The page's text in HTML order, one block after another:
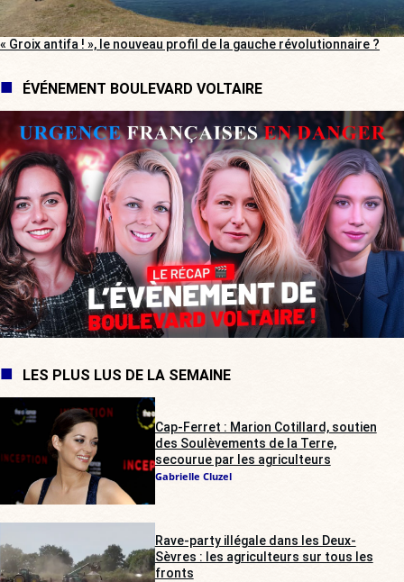
« Groix antifa ! », le nouveau profil de la gauche révolutionnaire ?
ÉVÉNEMENT BOULEVARD VOLTAIRE
LES PLUS LUS DE LA SEMAINE
Cap-Ferret : Marion Cotillard, soutien
des Soulèvements de la Terre,
secourue par les agriculteurs
Gabrielle Cluzel
Rave-party illégale dans les Deux-
Sèvres : les agriculteurs sur tous les
fronts